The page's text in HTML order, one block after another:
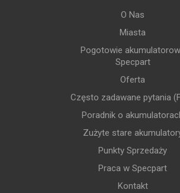
O Nas
Miasta
Pogotowie
Specpart
Oferta
Często zadawane pytania
Poradnik o
Zużyte stare
Punkty Sprzedaży
Praca w Specpart
Kontakt